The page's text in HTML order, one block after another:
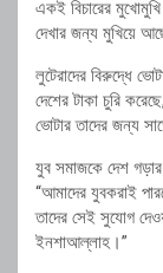
একই বিচারের
দেখার জন্য মুখিয়ে
‎লুটেরাদের বিরুদ্ধে
দেশের টাকা চুরি
ভোটার তাদের জন্য
‎যুব সমাজকে দেশ
“আমাদের যুবকরাই
তাদের সেই সুযোগ
ইনশাআল্লাহ।”